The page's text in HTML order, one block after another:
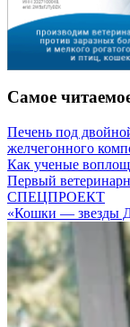
Самое
Печень под
желчегонного
Как ученые
Первый
СПЕЦПРОЕКТ
«Кошки — звезды